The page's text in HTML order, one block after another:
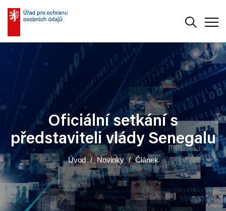
Oficiální setkání s
představiteli vlády Senegalu
Úvod Novinky Článek